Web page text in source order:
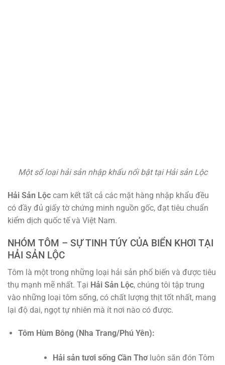
Một số loại hải sản nhập khẩu nổi bật tại Hải sản Lộc
Hải Sản Lộc cam kết tất cả các mặt hàng nhập khẩu đều
có đầy đủ giấy tờ chứng minh nguồn gốc, đạt tiêu chuẩn
kiểm dịch quốc tế và Việt Nam.
NHÓM TÔM – SỰ TINH TÚY CỦA BIỂN KHƠI TẠI
HẢI SẢN LỘC
Tôm là một trong những loại hải sản phổ biến và được tiêu
thụ mạnh mẽ nhất. Tại Hải Sản Lộc, chúng tôi tập trung
vào những loại tôm sống, có chất lượng thịt tốt nhất, mang
lại độ dai, ngọt tự nhiên mà ít nơi nào có được.
Tôm Hùm Bông (Nha Trang/Phú Yên):
Hải sản tươi sống Cần Thơluôn săn đón Tôm